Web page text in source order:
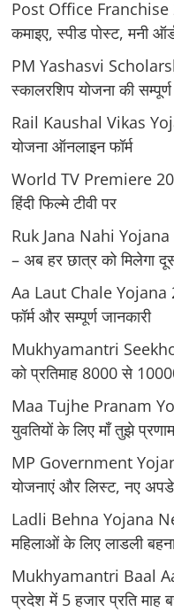
Post Office Franchise
कमाइए, स्पीड पोस्ट, मनी
PM Yashasvi
स्कालरशिप योजना की
Rail Kaushal Vikas
योजना ऑनलाइन फॉर्म
World TV Premiere
हिंदी फिल्मे टीवी पर
Ruk Jana Nahi Yojana
– अब हर छात्र को मिलेगा
Aa Laut Chale Yojana
फॉर्म और सम्पूर्ण जानकारी
Mukhyamantri
को प्रतिमाह 8000 से
Maa Tujhe Pranam
युवतियों के लिए मॉं तुझे
MP Government
योजनाएं और लिस्ट, नए
Ladli Behna Yojana
महिलाओं के लिए लाडली
Mukhyamantri Baal
प्रदेश में 5 हजार प्रति माह